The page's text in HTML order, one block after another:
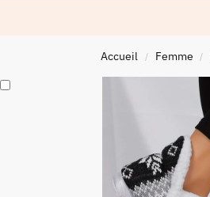
Accueil / Femme /